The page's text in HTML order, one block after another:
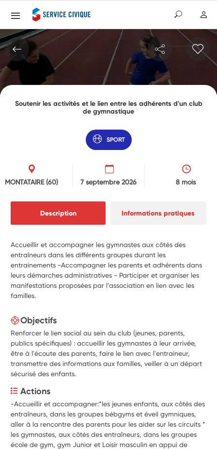
Soutenir les activités et le lien entre les adhérents d'un club
de gymnastique
SPORT
MONTATAIRE(60) 7 septembre 2026 8 mois
Description Informations pratiques
Accueillir et accompagner les gymnastes aux côtés des
entraîneurs dans les différents groupes durant les
entrainements -Accompagner les parents et adhérents dans
leurs démarches administratives - Participer et organiser les
manifestations proposées par l’association en lien avec les
familles.
Objectifs
Renforcer le lien social au sein du club (jeunes, parents,
publics spécifiques) : accueillir les gymnastes à leur arrivée,
être à l'écoute des parents, faire le lien avec l'entraineur,
transmettre des informations aux familles, veiller à un départ
sécurisé des enfants.
Actions
-Accueillir et accompagner:*les jeunes enfants, aux côtés des
entraîneurs, dans les groupes bébgyms et éveil gymniques,
aller à la rencontre des parents pour les aider sur les circuits *
les gymnastes, aux côtés des entraîneurs, dans les groupes
école de gym, gym Junior et Loisir masculin en appui de